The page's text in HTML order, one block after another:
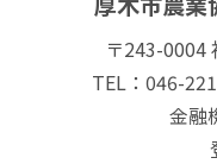
〒243-0004
TEL：046-
金融